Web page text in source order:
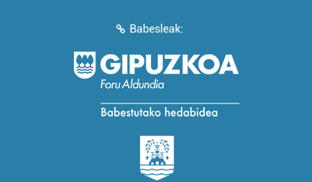
Babesleak: